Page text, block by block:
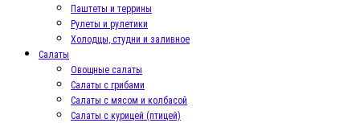
Паштеты и террины
Рулеты и рулетики
Холодцы, студни и заливное
Салаты
Овощные салаты
Салаты с грибами
Салаты с мясом и колбасой
Салаты с курицей (птицей)